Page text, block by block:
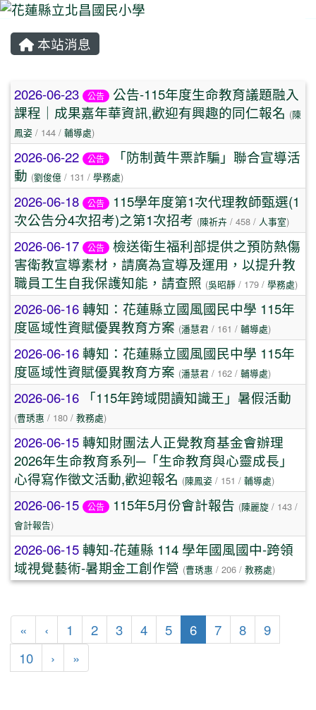
本站消息
文章列表
2026-06-23 公告
公告-115年度生命教育議題融入
課程｜成果嘉年華資訊,歡迎有興趣的同仁報名 (陳
鳳姿 / 144 / 輔導處)
2026-06-22 公告
「防制黃牛票詐騙」聯合宣導活
動 (劉俊億 / 131 / 學務處)
2026-06-18 公告
115學年度第1次代理教師甄選(1
次公告分4次招考)之第1次招考 (陳祈卉 / 458 / 人事室)
2026-06-17 公告
檢送衛生福利部提供之預防熱傷
害衛教宣導素材，請廣為宣導及運用，以提升教
職員工生自我保護知能，請查照 (吳昭靜 / 179 / 學務處)
2026-06-16轉知：花蓮縣立國風國民中學 115年
度區域性資賦優異教育方案 (潘慧君 / 161 / 輔導處)
2026-06-16轉知：花蓮縣立國風國民中學 115年
度區域性資賦優異教育方案 (潘慧君 / 162 / 輔導處)
2026-06-16 「115年跨域閱讀知識王」暑假活動
(曹琇惠 / 180 / 教務處)
2026-06-15轉知財團法人正覺教育基金會辦理
2026年生命教育系列─「生命教育與心靈成長」
心得寫作徵文活動,歡迎報名 (陳鳳姿 / 151 / 輔導處)
2026-06-15 公告 115年5月份會計報告 (陳麗旋 / 143 /
會計報告)
2026-06-15轉知-花蓮縣 114 學年國風國中-跨領
域視覺藝術-暑期金工創作營 (曹琇惠 / 206 / 教務處)
« 第一頁
‹ 上一頁
1 2 3 4 5 6(目前頁次)
7 8
9
10
› 下一頁
»